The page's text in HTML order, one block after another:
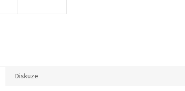
Diskuze